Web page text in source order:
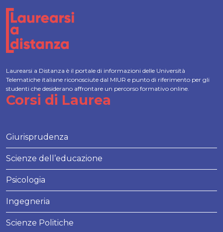
Laurearsi a Distanza è il portale di informazioni delle Università
Telematiche italiane riconosciute dal MIUR e punto di riferimento per gli
studenti che desiderano affrontare un percorso formativo online.
Corsi di Laurea
Giurisprudenza
Scienze dell’educazione
Psicologia
Ingegneria
Scienze Politiche